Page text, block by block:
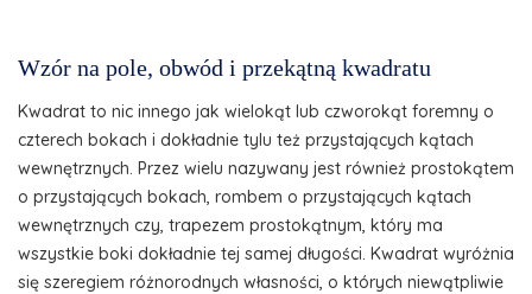
Wzór na pole, obwód i przekątną kwadratu
Kwadrat to nic innego jak wielokąt lub czworokąt foremny o
czterech bokach i dokładnie tylu też przystających kątach
wewnętrznych. Przez wielu nazywany jest również prostokątem
o przystających bokach, rombem o przystających kątach
wewnętrznych czy, trapezem prostokątnym, który ma
wszystkie boki dokładnie tej samej długości. Kwadrat wyróżnia
się szeregiem różnorodnych własności, o których niewątpliwie